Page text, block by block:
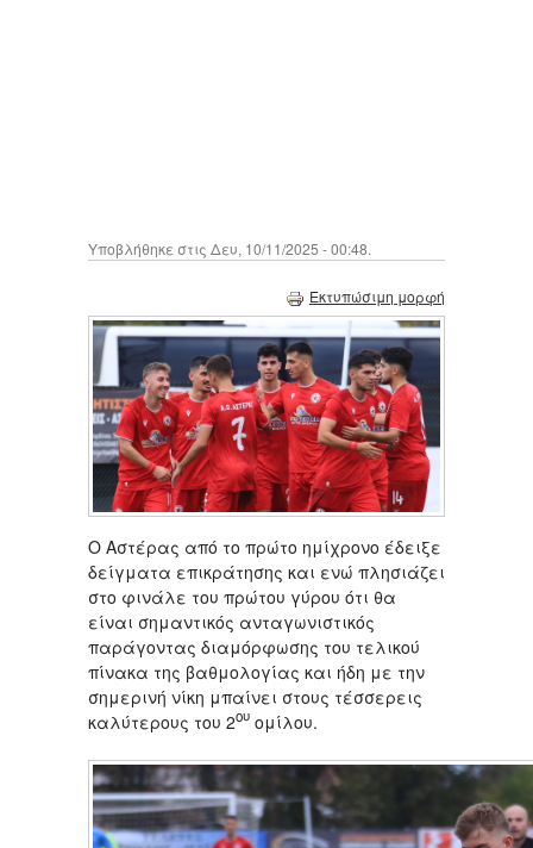
Υποβλήθηκε στις Δευ, 10/11/2025 - 00:48.
Εκτυπώσιμη μορφή
O Αστέρας από το πρώτο ημίχρονο έδειξε
δείγματα επικράτησης και ενώ πλησιάζει
στο φινάλε του πρώτου γύρου ότι θα
είναι σημαντικός ανταγωνιστικός
παράγοντας διαμόρφωσης του τελικού
πίνακα της βαθμολογίας και ήδη με την
σημερινή νίκη μπαίνει στους τέσσερεις
καλύτερους του 2ου ομίλου.